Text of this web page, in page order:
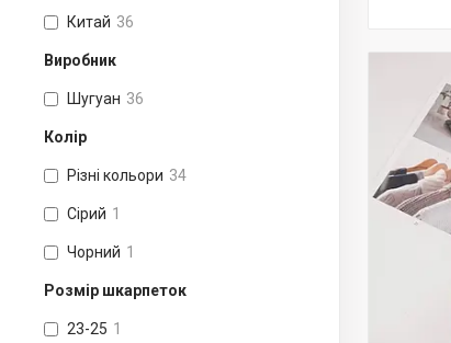
Китай 36
Виробник
Шугуан 36
Колір
Різні кольори 34
Сірий 1
Чорний 1
Розмір шкарпеток
23-25 1